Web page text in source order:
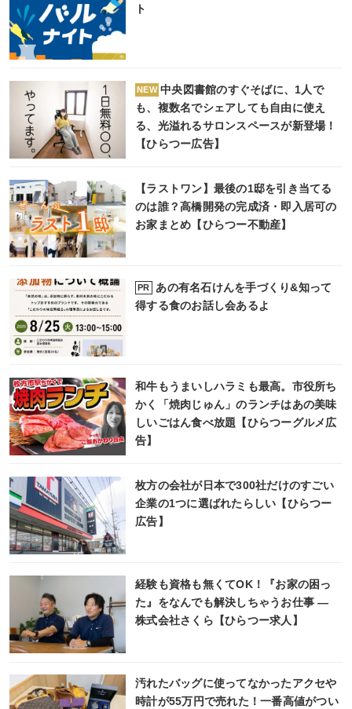
ト
NEW 中央図書館のすぐそばに、1人で
も、複数名でシェアしても自由に使え
る、光溢れるサロンスペースが新登場！
【ひらつー広告】
【ラストワン】最後の1邸を引き当てる
のは誰？高橋開発の完成済・即入居可の
お家まとめ【ひらつー不動産】
PR
あの有名石けんを手づくり&知って
得する食のお話し会あるよ
和牛もうまいしハラミも最高。市役所ち
かく「焼肉じゅん」のランチはあの美味
しいごはん食べ放題【ひらつーグルメ広
告】
枚方の会社が日本で300社だけのすごい
企業の1つに選ばれたらしい【ひらつー
広告】
経験も資格も無くてOK！『お家の困っ
た』をなんでも解決しちゃうお仕事 ―
株式会社さくら【ひらつー求人】
汚れたバッグに使ってなかったアクセや
時計が55万円で売れた！一番高値がつい